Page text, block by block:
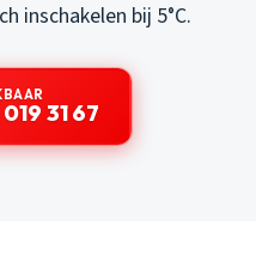
inschakelen bij 5°C.
31 67